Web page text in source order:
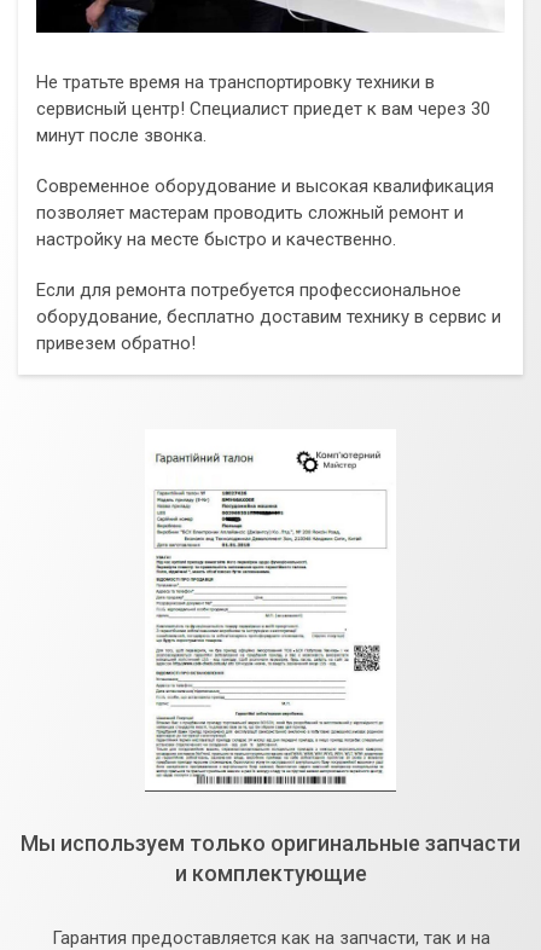
Не тратьте время на транспортировку техники в
сервисный центр! Специалист приедет к вам через 30
минут после звонка.
Современное оборудование и высокая квалификация
позволяет мастерам проводить сложный ремонт и
настройку на месте быстро и качественно.
Если для ремонта потребуется профессиональное
оборудование, бесплатно доставим технику в сервис и
привезем обратно!
Мы используем только оригинальные запчасти
и комплектующие
Гарантия предоставляется как на запчасти, так и на